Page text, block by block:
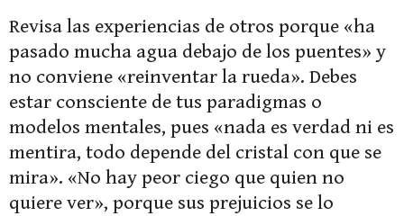
Revisa las experiencias de otros porque «ha
pasado mucha agua debajo de los puentes» y
no conviene «reinventar la rueda». Debes
estar consciente de tus paradigmas o
modelos mentales, pues «nada es verdad ni es
mentira, todo depende del cristal con que se
mira». «No hay peor ciego que quien no
quiere ver», porque sus prejuicios se lo